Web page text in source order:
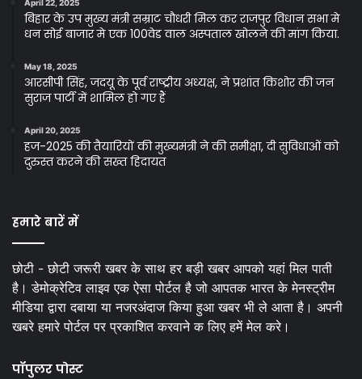
April 22, 2025
बिहार के उप मुख्य मंत्री सम्राट चौधरी मिल कर राजपुर विधान सभा मे
धन सोई बाजार मे एक 100वेड वाल अस्पताल खोलने की मांग किया.
May 18, 2025
आरसीपी सिंह, जदयू के पूर्व राष्ट्रीय अध्यक्ष, ने प्रशांत किशोर की जन
सुराज पार्टी में शामिल हो गए हैं
April 20, 2025
हज-2025 की तैयारियों की मुख्यमंत्री ने की समीक्षा, दी सुविधाओं को
दुरुस्त करने की सख्त हिदायत
हमारे बारें में
छोटी - छोटी जरूरी खबर के साथ हर बड़ी खबर आपको यहां मिल पाती
है। डेमोक्रेटिव लाइव एक ऐसा पोर्टल है जो आपतक भारत के मेनस्ट्रीम
मीडिया द्वारा दबाया या नजरअंदाज किया हुआ खबर भी ले आता है। अपनी
खबरे हमारे पोर्टल पर प्रकाशित करवाने क लिए हमें मेल करे।
पॉपुलर पोस्ट